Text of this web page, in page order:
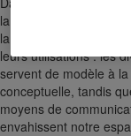
la technologie du
la magie des
leurs utilisations : les
servent de modèle à
conceptuelle, tandis
moyens de
envahissent notre